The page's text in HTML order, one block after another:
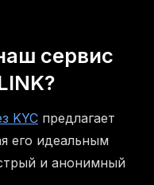
сервис
KYC предлагает
его идеальным
и анонимный